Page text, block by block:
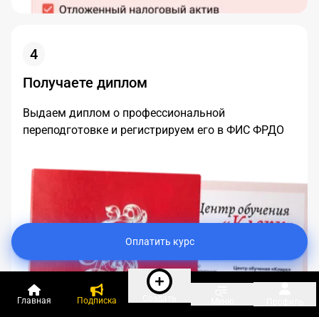
4
Получаете диплом
Выдаем диплом о профессиональной
переподготовке и регистрируем его в ФИС ФРДО
Оплатить курс
Главная Подписка